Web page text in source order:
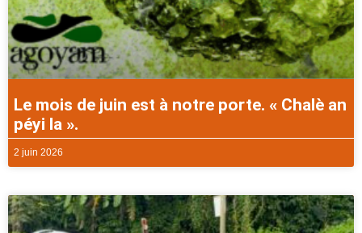
Le mois de juin est à notre porte. « Chalè an
péyi la ».
2 juin 2026